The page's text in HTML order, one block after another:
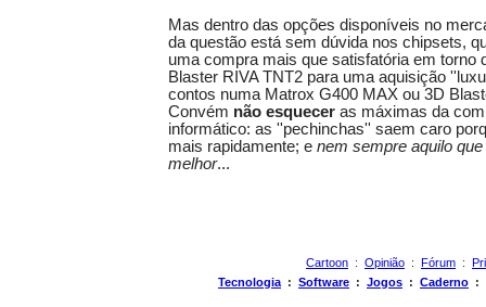
Mas dentro das opções disponíveis no
da questão está sem dúvida nos chipsets,
uma compra mais que satisfatória em torno
Blaster RIVA TNT2 para uma aquisição
contos numa Matrox G400 MAX ou 3D
Convém não esquecer as máximas da
informático: as ''pechinchas'' saem caro
mais rapidamente; e nem sempre aquilo
melhor...
Cartoon : Opinião : Fórum :
Tecnologia : Software : Jogos : Caderno :